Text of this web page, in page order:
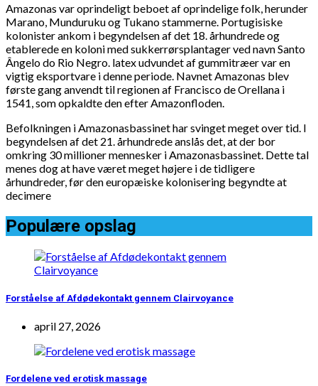
Amazonas var oprindeligt beboet af oprindelige folk, herunder
Marano, Munduruku og Tukano stammerne. Portugisiske
kolonister ankom i begyndelsen af det 18. århundrede og
etablerede en koloni med sukkerrørsplantager ved navn Santo
Ângelo do Rio Negro. latex udvundet af gummitræer var en
vigtig eksportvare i denne periode. Navnet Amazonas blev
første gang anvendt til regionen af Francisco de Orellana i
1541, som opkaldte den efter Amazonfloden.
Befolkningen i Amazonasbassinet har svinget meget over tid. I
begyndelsen af det 21. århundrede anslås det, at der bor
omkring 30 millioner mennesker i Amazonasbassinet. Dette tal
menes dog at have været meget højere i de tidligere
århundreder, før den europæiske kolonisering begyndte at
decimere
Populære opslag
Forståelse af Afdødekontakt gennem Clairvoyance
april 27, 2026
Fordelene ved erotisk massage